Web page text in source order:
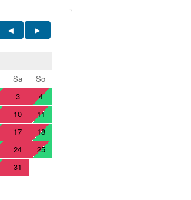
Sa
So
3
4
10
11
17
18
24
25
31